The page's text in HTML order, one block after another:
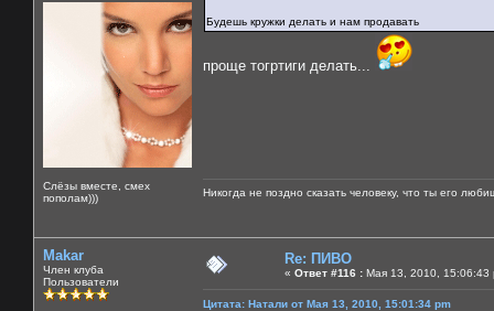
Слёзы вместе, смех
пополам)))
Будешь кружки делать и нам продавать
проще тогртиги делать...
Никогда не поздно сказать человеку, что ты его
Makar
Член клуба
Пользователи
Re: ПИВО
« Ответ #116 : Мая 13, 2010, 15:06:43
Цитата: Натали от Мая 13, 2010, 15:01:34 pm